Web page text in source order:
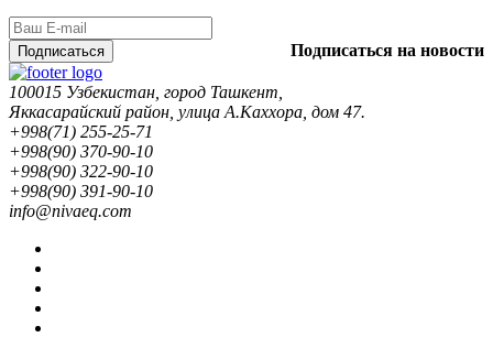
Подписаться на новости
Подписаться
100015 Узбекистан, город Ташкент,
Яккасарайский район, улица А.Каххора, дом 47.
+998(71) 255-25-71
+998(90) 370-90-10
+998(90) 322-90-10
+998(90) 391-90-10
info@nivaeq.com